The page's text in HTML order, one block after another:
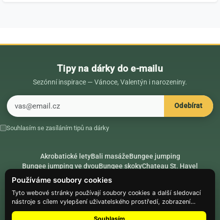
Používáme soubory cookies
Tyto webové stránky používají soubory cookies a další sledovací
nástroje s cílem vylepšení uživatelského prostředí, zobrazení
přizpůsobeného obsahu a reklam, analýzy návštěvnosti webových
Tipy na dárky do e-mailu
Sezónní inspirace — Vánoce, Valentýn i narozeniny.
Odebírat
Souhlasím se zasíláním tipů na dárky
Akrobatické letyBali masážeBungee jumping
Bungee jumping ve dvouBungee skokyChateau St. Havel
Dárek k 18. narozeninám
Dárek k 40. narozeninám
RádceSecret SantaSložte se na dárek
PARTNEŘIHike.placeClimbing.place